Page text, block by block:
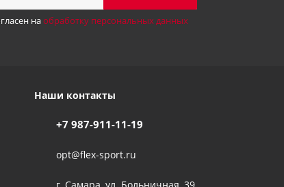
наобработку персональных данных
Наши контакты
+7 987-911-11-19
opt@flex-sport.ru